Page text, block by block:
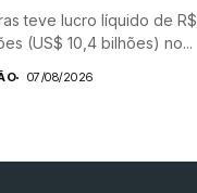
teve lucro líquido de R$
(US$ 10,4 bilhões) no...
07/08/2026